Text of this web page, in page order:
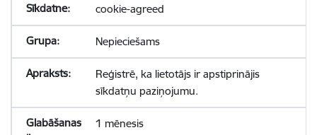
cookie-agreed
Nepieciešams
Reģistrē, ka lietotājs ir apstiprinājis
sīkdatņu paziņojumu.
1 mēnesis